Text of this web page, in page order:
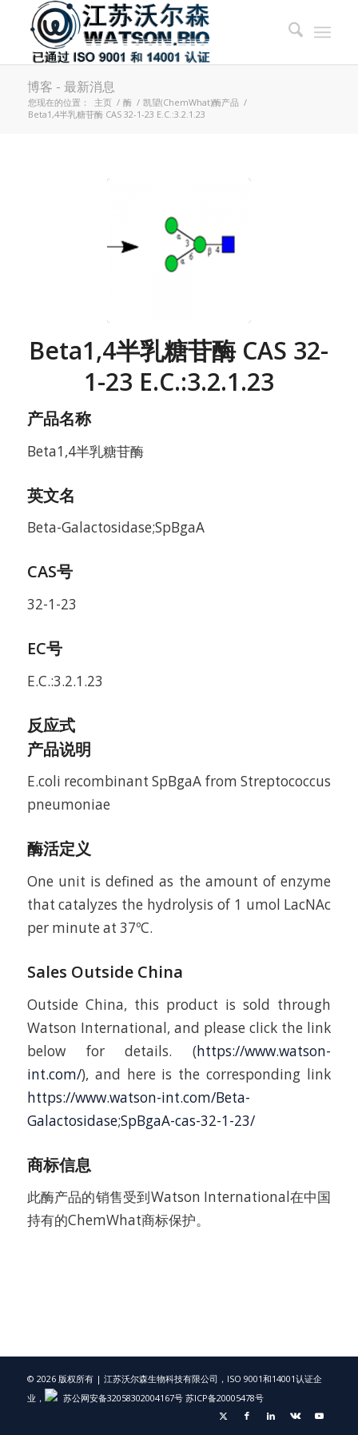
博客 - 最新消息
您现在的位置： 主页 / 酶 / 凯望(ChemWhat)酶产品 /
Beta1,4半乳糖苷酶 CAS 32-1-23 E.C.:3.2.1.23
Beta1,4半乳糖苷酶 CAS 32-
1-23 E.C.:3.2.1.23
产品名称
Beta1,4半乳糖苷酶
英文名
Beta-Galactosidase;SpBgaA
CAS号
32-1-23
EC号
E.C.:3.2.1.23
反应式
产品说明
E.coli recombinant SpBgaA from Streptococcus
pneumoniae
酶活定义
One unit is defined as the amount of enzyme
that catalyzes the hydrolysis of 1 umol LacNAc
per minute at 37ºC.
Sales Outside China
Outside China, this product is sold through
Watson International, and please click the link
below for details. (https://www.watson-
int.com/), and here is the corresponding link
https://www.watson-int.com/Beta-
Galactosidase;SpBgaA-cas-32-1-23/
商标信息
此酶产品的销售受到Watson International在中国
持有的ChemWhat商标保护。
© 2026 版权所有 | 江苏沃尔森生物科技有限公司，ISO 9001和14001认证企
业，
苏公网安备32058302004167号 苏ICP备20005478号